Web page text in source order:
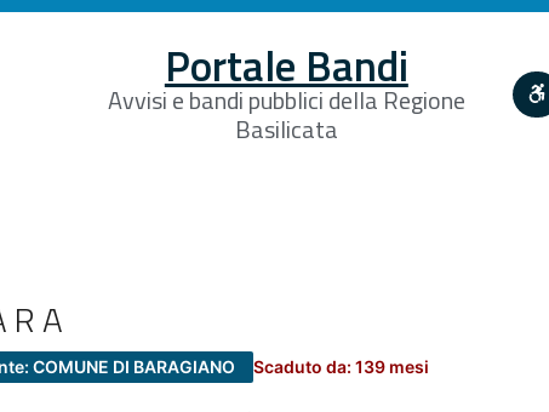
Portale Bandi
Avvisi e bandi pubblici della Regione
Basilicata
COMUNE DI BARAGIANO Scaduto da: 139 mesi